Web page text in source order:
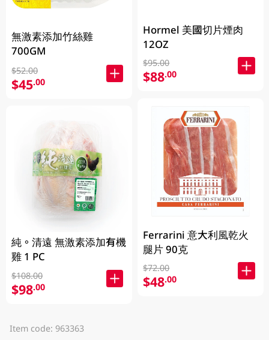
無激素添加竹絲雞
700GM
$52.00
$45.00
純。清遠 無激素添加有機
雞 1 PC
$108.00
$98.00
Hormel 美國切片煙肉
12OZ
$95.00
$88.00
Ferrarini 意大利風乾火
腿片 90克
$72.00
$48.00
Item code: 963363